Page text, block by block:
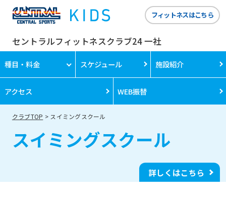
セントラルフィットネスクラブ24 一社
フィットネスはこちら
種目・料金 スケジュール 施設紹介
アクセス WEB振替
クラブTOP スイミングスクール
スイミングスクール
詳しくはこちら